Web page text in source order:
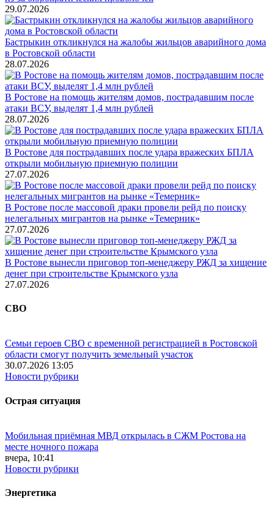
29.07.2026
Бастрыкин откликнулся на жалобы жильцов аварийного дома
в Ростовской области
28.07.2026
В Ростове на помощь жителям домов, пострадавшим после
атаки ВСУ, выделят 1,4 млн рублей
28.07.2026
В Ростове для пострадавших после удара вражеских БПЛА
открыли мобильную приемную полиции
27.07.2026
В Ростове после массовой драки провели рейд по поиску
нелегальных мигрантов на рынке «Темерник»
27.07.2026
В Ростове вынесли приговор топ-менеджеру РЖД за хищение
денег при строительстве Крымского узла
27.07.2026
СВО
Семьи героев СВО с временной регистрацией в Ростовской
области смогут получить земельный участок
30.07.2026 13:05
Новости рубрики
Острая ситуация
Мобильная приёмная МВД открылась в СЖМ Ростова на
месте ночного пожара
вчера, 10:41
Новости рубрики
Энергетика